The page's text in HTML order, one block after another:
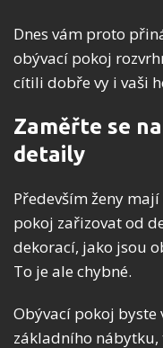
Dnes vám proto
obývací pokoj
cítili dobře vy i vaši
Zaměřte se
detaily
Především ženy
pokoj zařizovat od
dekorací, jako jsou
To je ale chybné.
Obývací pokoj byste
základního nábytku,